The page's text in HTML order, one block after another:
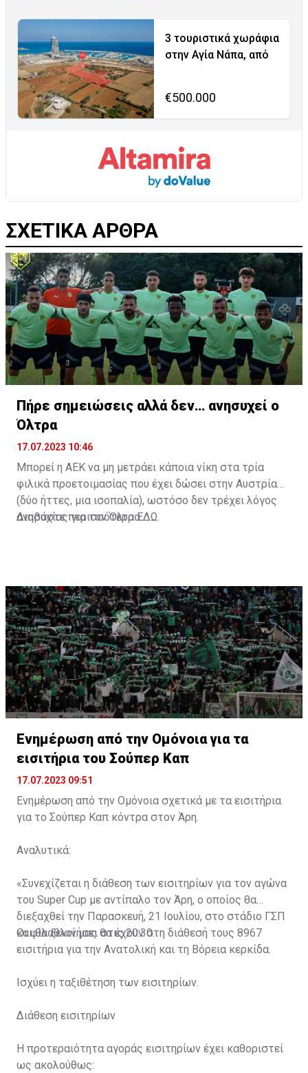
3 τουριστικά χωράφια
στην Αγία Νάπα, από
€500.000
ΣΧΕΤΙΚΑ ΑΡΘΡΑ
Πήρε σημειώσεις αλλά δεν… ανησυχεί ο
Όλτρα
17.07.2023 10:46
Μπορεί η ΑΕΚ να μη μετράει κάποια νίκη στα τρία
φιλικά προετοιμασίας που έχει δώσει στην Αυστρία
(δύο ήττες, μια ισοπαλία), ωστόσο δεν τρέχει λόγος
ανησυχίας για τον Όλτρα.
Διαβάστε περισσότεραΕΔΩ
Ενημέρωση από την Ομόνοια για τα
εισιτήρια του Σούπερ Καπ
17.07.2023 09:51
Ενημέρωση από την Ομόνοια σχετικά με τα εισιτήρια
για το Σούπερ Καπ κόντρα στον Άρη.
Αναλυτικά:
«Συνεχίζεται η διάθεση των εισιτηρίων για τον αγώνα
του Super Cup με αντίπαλο τον Άρη, ο οποίος θα
διεξαχθεί την Παρασκευή, 21 Ιουλίου, στο στάδιο ΓΣΠ
και θα ξεκινήσει στις 20:30.
Οι φίλαθλοί μας θα έχουν στη διάθεσή τους 8967
εισιτήρια για την Ανατολική και τη Βόρεια κερκίδα.
Ισχύει η ταξιθέτηση των εισιτηρίων.
Διάθεση εισιτηρίων
Η προτεραιότητα αγοράς εισιτηρίων έχει καθοριστεί
ως ακολούθως: